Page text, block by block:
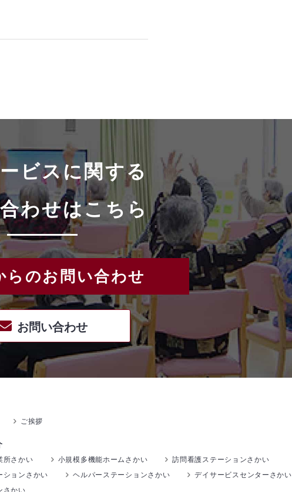
ビスに関する
わせはこちら
らのお問い合わせ
お問い合わせ
ご挨拶
所さかい 小規模多機能ホームさかい
訪問看護ステーションさかい
ションさかい
ヘルパーステーションさかい
デイサービスセンターさかい
さかい